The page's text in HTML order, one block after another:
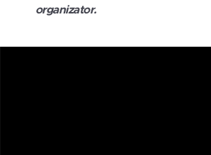
organizator.